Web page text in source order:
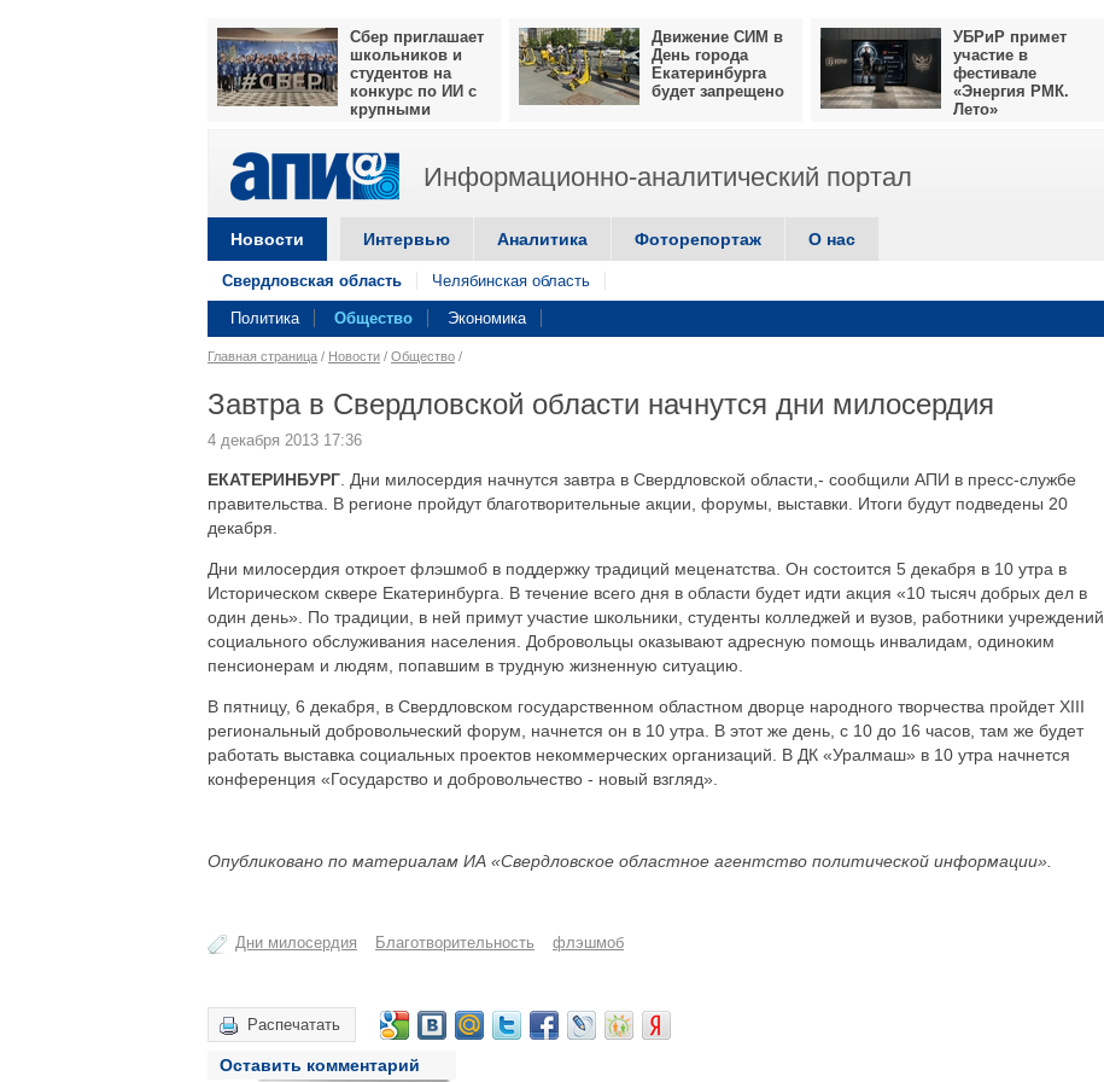
Сбер приглашает
школьников и
студентов на
конкурс по ИИ с
крупными
Движение СИМ в
День города
Екатеринбурга
будет запрещено
УБРиР примет
участие в
фестивале
«Энергия РМК.
Лето»
Информационно-аналитический портал
Новости Интервью Аналитика Фоторепортаж О нас
Свердловская область Челябинская область
Политика Общество Экономика
Главная страница / Новости / Общество /
Завтра в Свердловской области начнутся дни милосердия
4 декабря 2013 17:36
ЕКАТЕРИНБУРГ . Дни милосердия начнутся завтра в Свердловской области,- сообщили АПИ в пресс-службе
правительства. В регионе пройдут благотворительные акции, форумы, выставки. Итоги будут подведены 20
декабря.
Дни милосердия откроет флэшмоб в поддержку традиций меценатства. Он состоится 5 декабря в 10 утра в
Историческом сквере Екатеринбурга. В течение всего дня в области будет идти акция «10 тысяч добрых дел в
один день». По традиции, в ней примут участие школьники, студенты колледжей и вузов, работники учреждений
социального обслуживания населения. Добровольцы оказывают адресную помощь инвалидам, одиноким
пенсионерам и людям, попавшим в трудную жизненную ситуацию.
В пятницу, 6 декабря, в Свердловском государственном областном дворце народного творчества пройдет ХIII
региональный добровольческий форум, начнется он в 10 утра. В этот же день, с 10 до 16 часов, там же будет
работать выставка социальных проектов некоммерческих организаций. В ДК «Уралмаш» в 10 утра начнется
конференция «Государство и добровольчество - новый взгляд».
Опубликовано по материалам ИА «Свердловское областное агентство политической информации».
Дни милосердия Благотворительность флэшмоб
Распечатать
Оставить комментарий